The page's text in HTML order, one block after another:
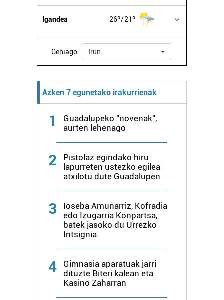
Igandea 26º 21º
Gehiago: Irun
Azken 7 egunetako irakurrienak
1
Guadalupeko "novenak",
aurten lehenago
2
Pistolaz egindako hiru
lapurreten ustezko egilea
atxilotu dute Guadalupen
3
Ioseba Amunarriz, Kofradia
edo Izugarria Konpartsa,
batek jasoko du Urrezko
Intsignia
4
Gimnasia aparatuak jarri
dituzte Biteri kalean eta
Kasino Zaharran